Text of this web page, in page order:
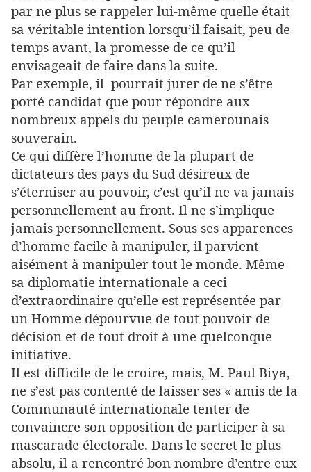
par ne plus se rappeler lui-même quelle était
sa véritable intention lorsqu’il faisait, peu de
temps avant, la promesse de ce qu’il
envisageait de faire dans la suite.
Par exemple, il pourrait jurer de ne s’être
porté candidat que pour répondre aux
nombreux appels du peuple camerounais
souverain.
Ce qui diffère l’homme de la plupart de
dictateurs des pays du Sud désireux de
s’éterniser au pouvoir, c’est qu’il ne va jamais
personnellement au front. Il ne s’implique
jamais personnellement. Sous ses apparences
d’homme facile à manipuler, il parvient
aisément à manipuler tout le monde. Même
sa diplomatie internationale a ceci
d’extraordinaire qu’elle est représentée par
un Homme dépourvue de tout pouvoir de
décision et de tout droit à une quelconque
initiative.
Il est difficile de le croire, mais, M. Paul Biya,
ne s’est pas contenté de laisser ses « amis de la
Communauté internationale tenter de
convaincre son opposition de participer à sa
mascarade électorale. Dans le secret le plus
absolu, il a rencontré bon nombre d’entre eux